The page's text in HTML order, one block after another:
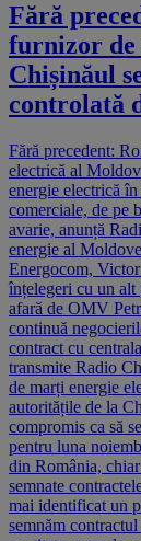
Fără
furnizor de
Chișinăul
controlată
Fără precedent:
electrică al
energie electrică
comerciale, de pe
avarie, anunță
energie al
Energocom,
înțelegeri cu un alt
afară de OMV
continuă
contract cu
transmite Radio
de marți energie
autoritățile de la
compromis ca să
pentru luna
din România,
semnate
mai identificat un
semnăm